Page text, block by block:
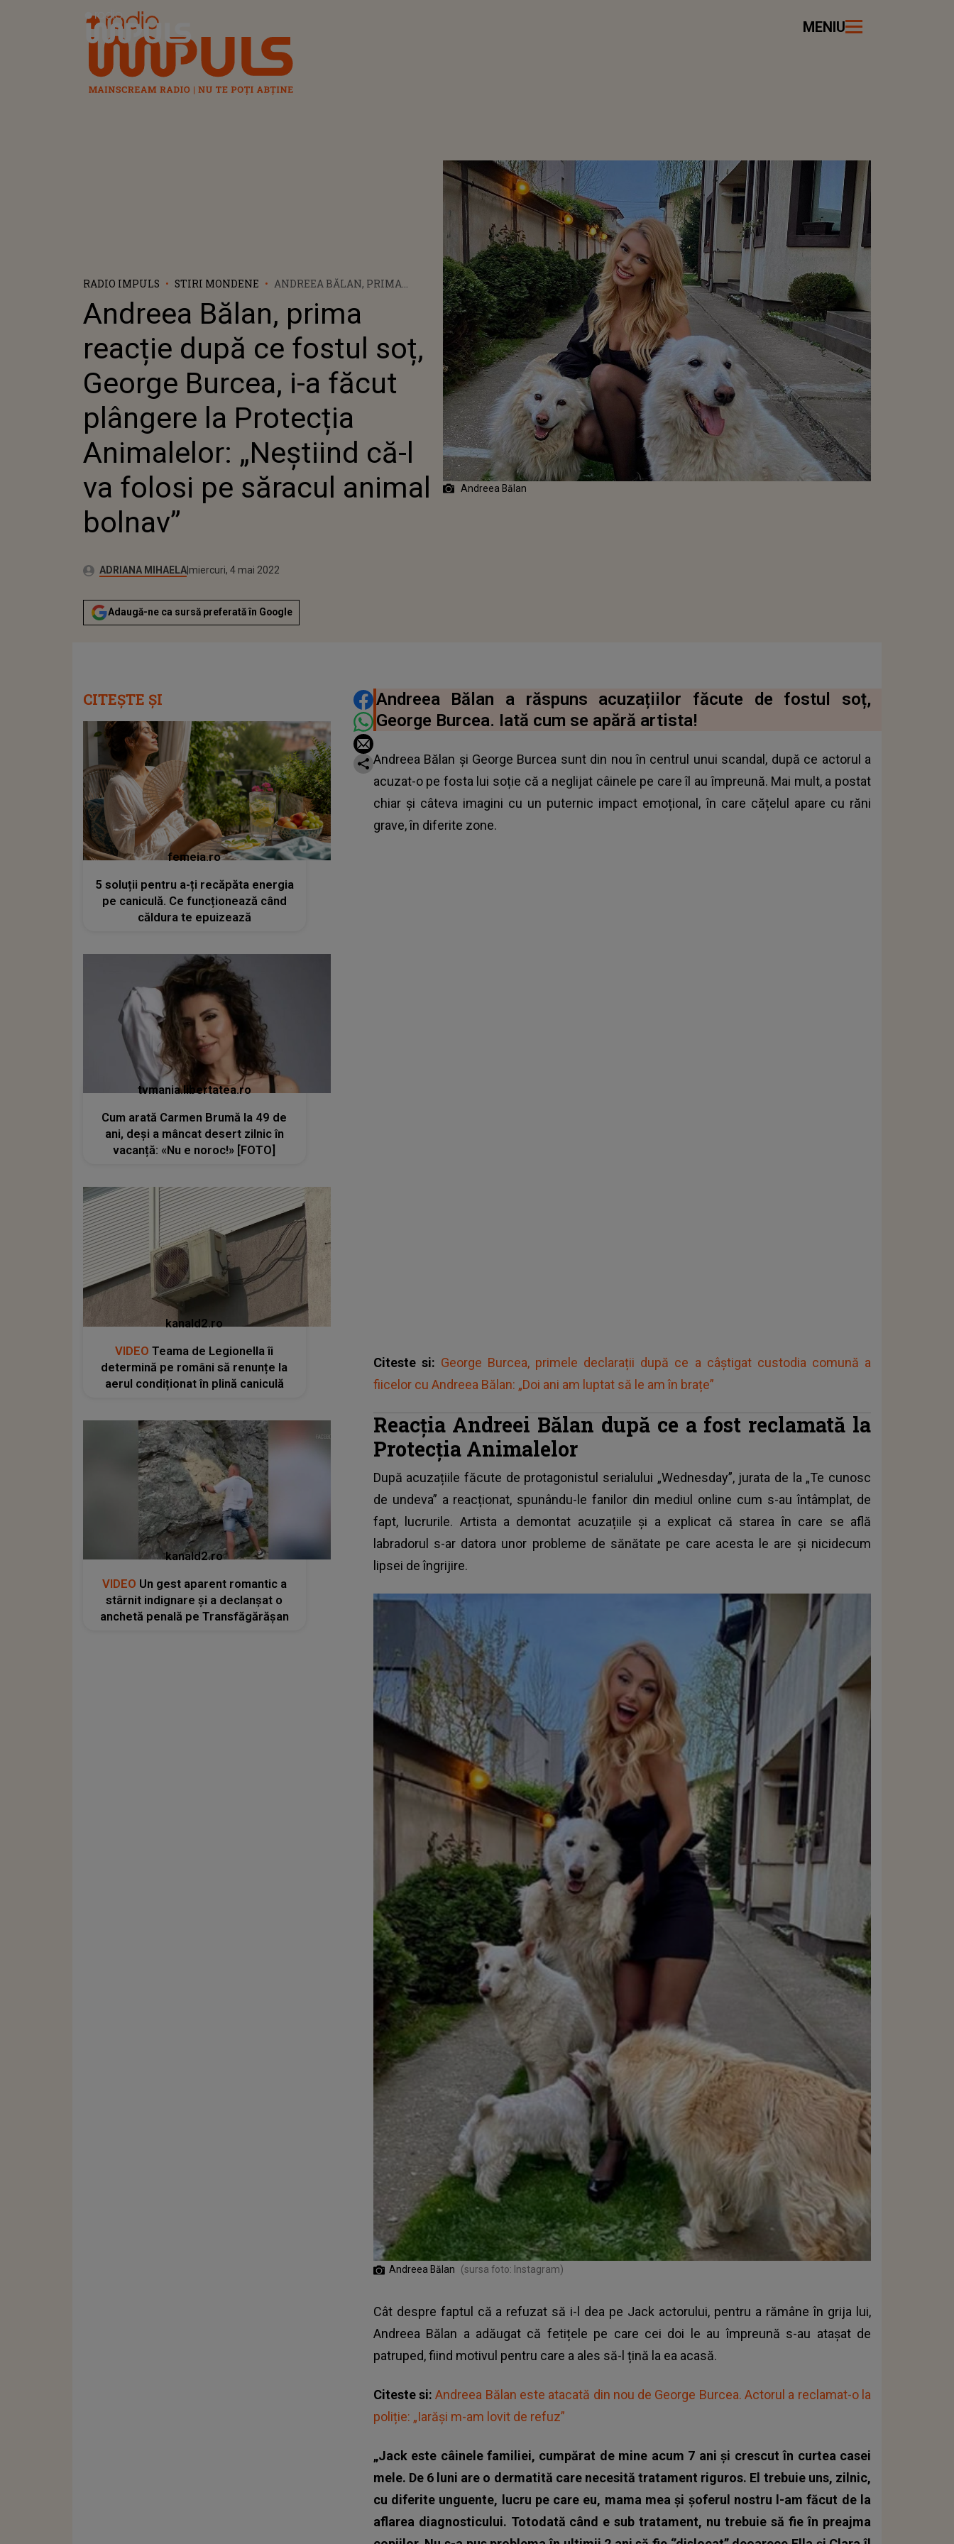
Radio Impuls MENIU
RADIO IMPULS STIRI MONDENE
ANDREEA BĂLAN, PRIMA
GEORGE BURCEA, I-A FĂCUT
PLÂNGERE LA PROTECȚIA
ANIMALELOR: „NEȘTIIND CĂ-L
VA FOLOSI PE SĂRACUL ANIMAL
Andreea Bălan, prima
reacție după ce fostul soț,
George Burcea, i-a făcut
plângere la Protecția
Animalelor: „Neștiind că-l
va folosi pe săracul animal
bolnav”
Autor:ADRIANA MIHAELAPublicat:
miercuri, 4 mai 2022
Actualizat:
miercuri, 4 mai 2022
Adaugă-ne ca sursă preferată în Google
Andreea Bălan
DISTRIBUIE ARTICOLUL
Andreea Bălan a răspuns acuzațiilor făcute de fostul soț,
George Burcea. Iată cum se apără artista!
Andreea Bălan și George Burcea sunt din nou în centrul unui scandal, după ce actorul a
acuzat-o pe fosta lui soție că a neglijat câinele pe care îl au împreună. Mai mult, a postat
chiar și câteva imagini cu un puternic impact emoțional, în care cățelul apare cu răni
grave, în diferite zone.
Citeste si: George Burcea, primele declarații după ce a câştigat custodia comună a
fiicelor cu Andreea Bălan: „Doi ani am luptat să le am în brațe”
Reacția Andreei Bălan după ce a fost reclamată la
Protecția Animalelor
După acuzațiile făcute de protagonistul serialului „Wednesday”, jurata de la „Te cunosc
de undeva” a reacționat, spunându-le fanilor din mediul online cum s-au întâmplat, de
fapt, lucrurile. Artista a demontat acuzațiile și a explicat că starea în care se află
labradorul s-ar datora unor probleme de sănătate pe care acesta le are și nicidecum
lipsei de îngrijire.
Andreea Bălan (sursa foto: Instagram)
Cât despre faptul că a refuzat să i-l dea pe Jack actorului, pentru a rămâne în grija lui,
Andreea Bălan a adăugat că fetițele pe care cei doi le au împreună s-au atașat de
patruped, fiind motivul pentru care a ales să-l țină la ea acasă.
Citeste si:Andreea Bălan este atacată din nou de George Burcea. Actorul a reclamat-o la
poliție: „Iarăși m-am lovit de refuz”
„Jack este câinele familiei, cumpărat de mine acum 7 ani și crescut în curtea casei
mele. De 6 luni are o dermatită care necesită tratament riguros. El trebuie uns, zilnic,
cu diferite unguente, lucru pe care eu, mama mea și șoferul nostru l-am făcut de la
aflarea diagnosticului. Totodată când e sub tratament, nu trebuie să fie în preajma
CITEȘTE ȘI
femeia.ro
5 soluții pentru a-ți recăpăta energia
pe caniculă. Ce funcționează când
căldura te epuizează
tvmania.libertatea.ro
Cum arată Carmen Brumă la 49 de
ani, deși a mâncat desert zilnic în
vacanță: «Nu e noroc!» [FOTO]
kanald2.ro
VIDEO Teama de Legionella îi
determină pe români să renunțe la
aerul condiționat în plină caniculă
kanald2.ro
VIDEO Un gest aparent romantic a
stârnit indignare și a declanșat o
anchetă penală pe Transfăgărășan